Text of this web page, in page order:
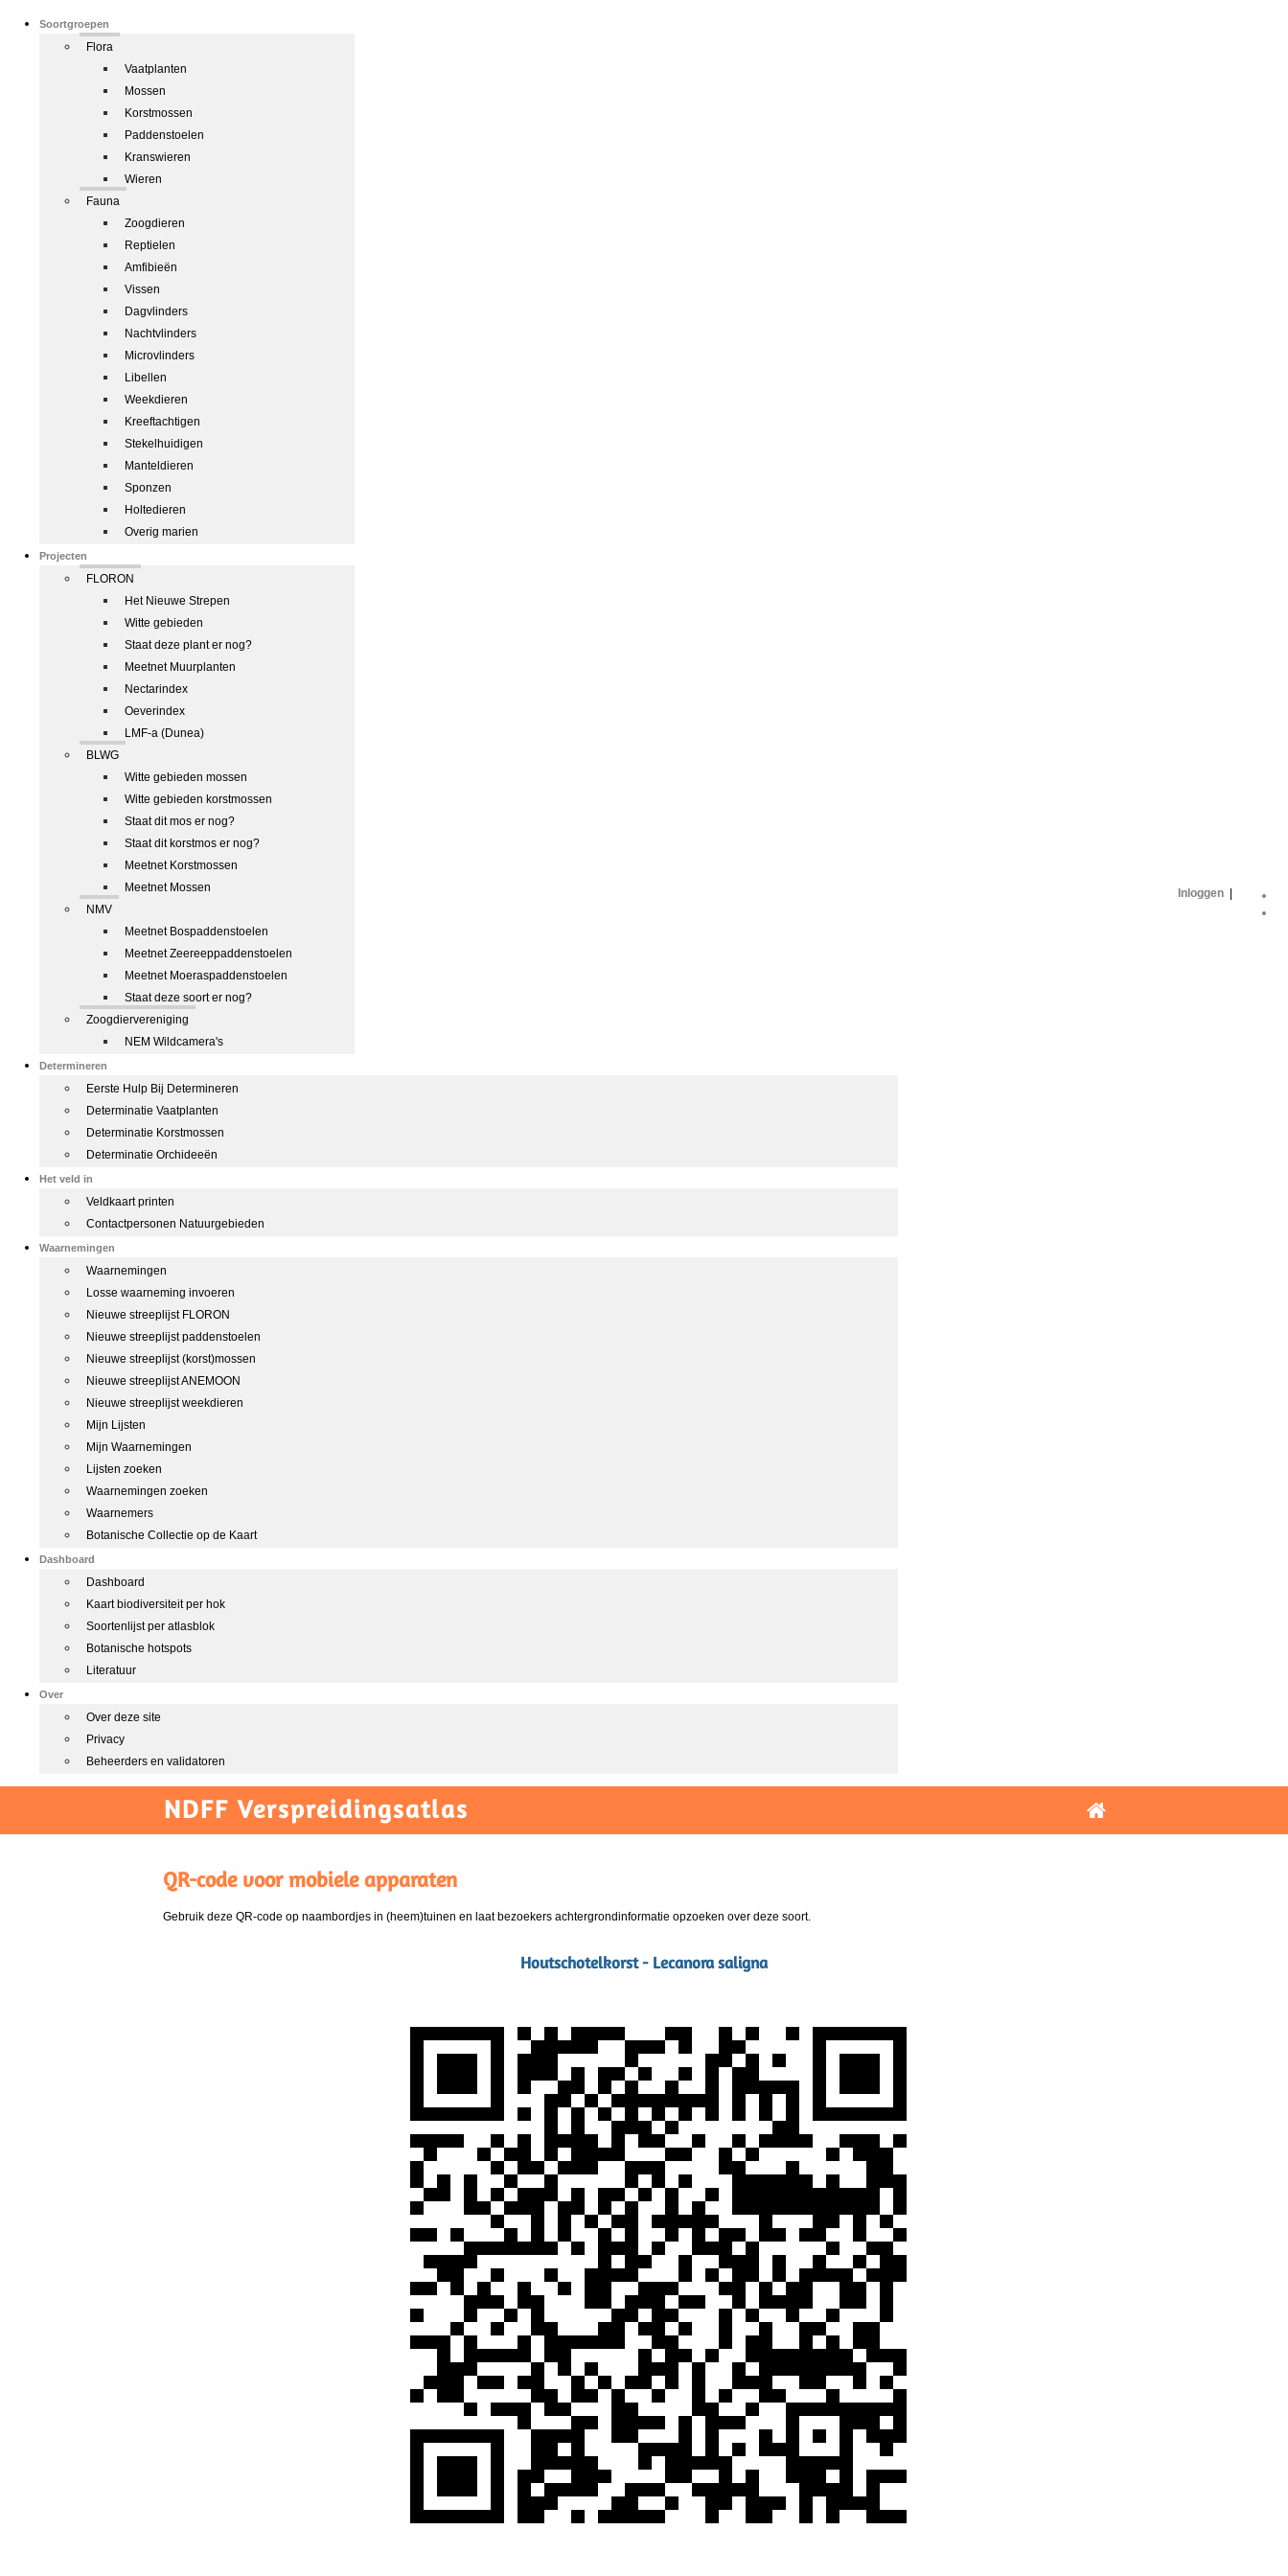
Soortgroepen
Flora
Vaatplanten
Mossen
Korstmossen
Paddenstoelen
Kranswieren
Wieren
Fauna
Zoogdieren
Reptielen
Amfibieën
Vissen
Dagvlinders
Nachtvlinders
Microvlinders
Libellen
Weekdieren
Kreeftachtigen
Stekelhuidigen
Manteldieren
Sponzen
Holtedieren
Overig marien
Projecten
FLORON
Het Nieuwe Strepen
Witte gebieden
Staat deze plant er nog?
Meetnet Muurplanten
Nectarindex
Oeverindex
LMF-a (Dunea)
BLWG
Witte gebieden mossen
Witte gebieden korstmossen
Staat dit mos er nog?
Staat dit korstmos er nog?
Meetnet Korstmossen
Meetnet Mossen
NMV
Meetnet Bospaddenstoelen
Meetnet Zeereeppaddenstoelen
Meetnet Moeraspaddenstoelen
Staat deze soort er nog?
Zoogdiervereniging
NEM Wildcamera's
Determineren
Eerste Hulp Bij Determineren
Determinatie Vaatplanten
Determinatie Korstmossen
Determinatie Orchideeën
Het veld in
Veldkaart printen
Contactpersonen Natuurgebieden
Waarnemingen
Waarnemingen
Losse waarneming invoeren
Nieuwe streeplijst FLORON
Nieuwe streeplijst paddenstoelen
Nieuwe streeplijst (korst)mossen
Nieuwe streeplijst ANEMOON
Nieuwe streeplijst weekdieren
Mijn Lijsten
Mijn Waarnemingen
Lijsten zoeken
Waarnemingen zoeken
Waarnemers
Botanische Collectie op de Kaart
Dashboard
Dashboard
Kaart biodiversiteit per hok
Soortenlijst per atlasblok
Botanische hotspots
Literatuur
Over
Over deze site
Privacy
Beheerders en validatoren
Inloggen
NDFF Verspreidingsatlas
QR-code voor mobiele apparaten
Gebruik deze QR-code op naambordjes in (heem)tuinen en laat bezoekers achtergrondinformatie opzoeken over deze soort.
Houtschotelkorst - Lecanora saligna